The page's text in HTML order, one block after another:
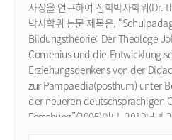
사상을 연구하여 신학박사학위(Dr.
박사학위 논문 제목은,
Bildungstheorie: Der Theologe
Comenius und die Entwicklung
Erziehungsdenkens von der
zur Pampaedia(posthum) unter
der neueren deutschsprachigen
Forschung”(2005)이다. 2010년과